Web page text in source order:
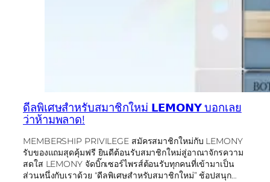
ดีลพิเศษสำหรับสมาชิกใหม่ 𝗟𝗘𝗠𝗢𝗡𝗬 บอกเลย
ว่าห้ามพลาด!
MEMBERSHIP PRIVILEGE สมัครสมาชิกใหม่กับ LEMONY
รับของแถมสุดคุ้มฟรี ยินดีต้อนรับสมาชิกใหม่สู่อาณาจักรความ
สดใส LEMONY จัดบิ๊กเซอร์ไพรส์ต้อนรับทุกคนที่เข้ามาเป็น
ส่วนหนึ่งกับเราด้วย “ดีลพิเศษสำหรับสมาชิกใหม่” ช้อปสนุก…